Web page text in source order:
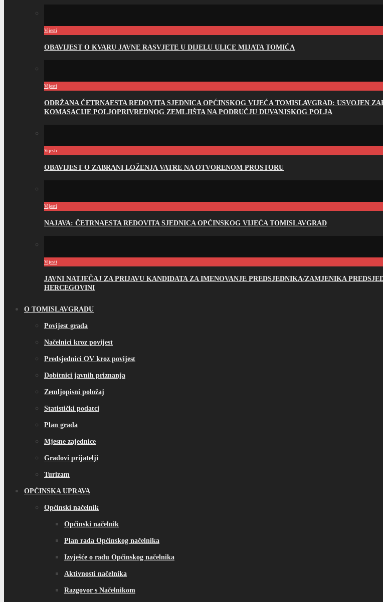
Vijesti
OBAVIJEST O KVARU JAVNE RASVJETE U DIJELU ULICE MIJATA TOMIĆA
Vijesti
ODRŽANA ČETRNAESTA REDOVITA SJEDNICA OPĆINSKOG VIJEĆA TOMISLAVGRAD: USVOJEN
KOMASACIJE POLJOPRIVREDNOG ZEMLJIŠTA NA PODRUČJU DUVANJSKOG POLJA
Vijesti
OBAVIJEST O ZABRANI LOŽENJA VATRE NA OTVORENOM PROSTORU
Vijesti
NAJAVA: ČETRNAESTA REDOVITA SJEDNICA OPĆINSKOG VIJEĆA TOMISLAVGRAD
Vijesti
JAVNI NATJEČAJ ZA PRIJAVU KANDIDATA ZA IMENOVANJE PREDSJEDNIKA/ZAMJENIKA
HERCEGOVINI
O TOMISLAVGRADU
Povijest grada
Načelnici kroz povijest
Predsjednici OV kroz povijest
Dobitnici javnih priznanja
Zemljopisni položaj
Statistički podatci
Plan grada
Mjesne zajednice
Gradovi prijatelji
Turizam
OPĆINSKA UPRAVA
Općinski načelnik
Općinski načelnik
Plan rada Općinskog načelnika
Izvješće o radu Općinskog načelnika
Aktivnosti načelnika
Razgovor s Načelnikom